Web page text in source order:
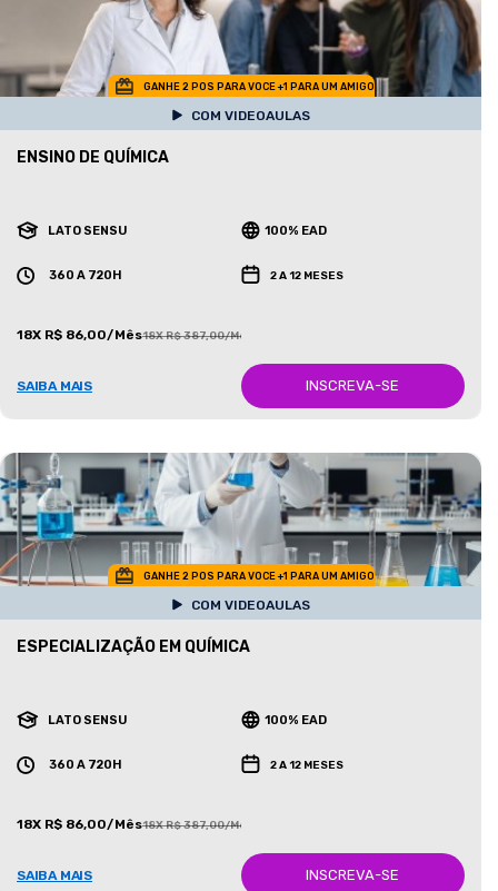
GANHE 2 POS PARA VOCE +1 PARA UM AMIGO
COM VIDEOAULAS
ENSINO DE QUÍMICA
LATO SENSU 100% EAD
360 A 720H 2 A 12 MESES
18X R$ 86,00/Mês18X R$ 387,00/Mês
SAIBA MAIS INSCREVA-SE
GANHE 2 POS PARA VOCE +1 PARA UM AMIGO
COM VIDEOAULAS
ESPECIALIZAÇÃO EM QUÍMICA
LATO SENSU 100% EAD
360 A 720H 2 A 12 MESES
18X R$ 86,00/Mês18X R$ 387,00/Mês
SAIBA MAIS INSCREVA-SE